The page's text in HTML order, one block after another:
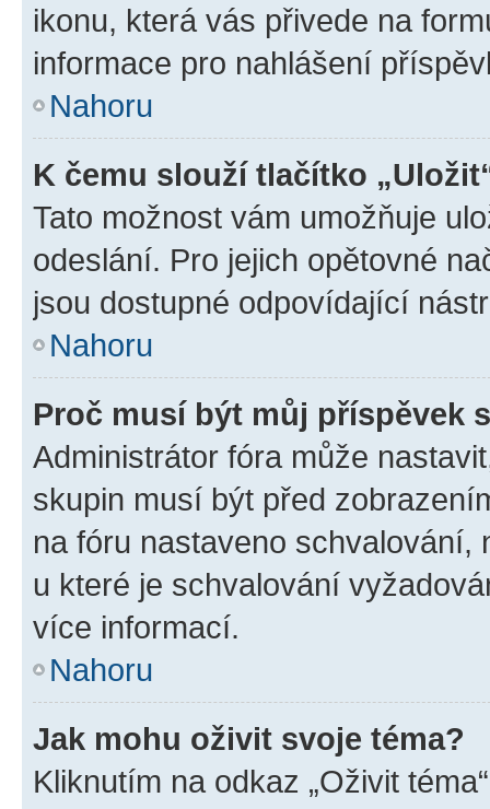
ikonu, která vás přivede na
informace pro nahlášení
Nahoru
K čemu slouží tlačítko
Tato možnost vám umožňuje
odeslání. Pro jejich opětovné
jsou dostupné odpovídající
Nahoru
Proč musí být můj příspěvek
Administrátor fóra může
skupin musí být před
na fóru nastaveno schvalování,
u které je schvalování
více informací.
Nahoru
Jak mohu oživit svoje téma?
Kliknutím na odkaz „Oživit